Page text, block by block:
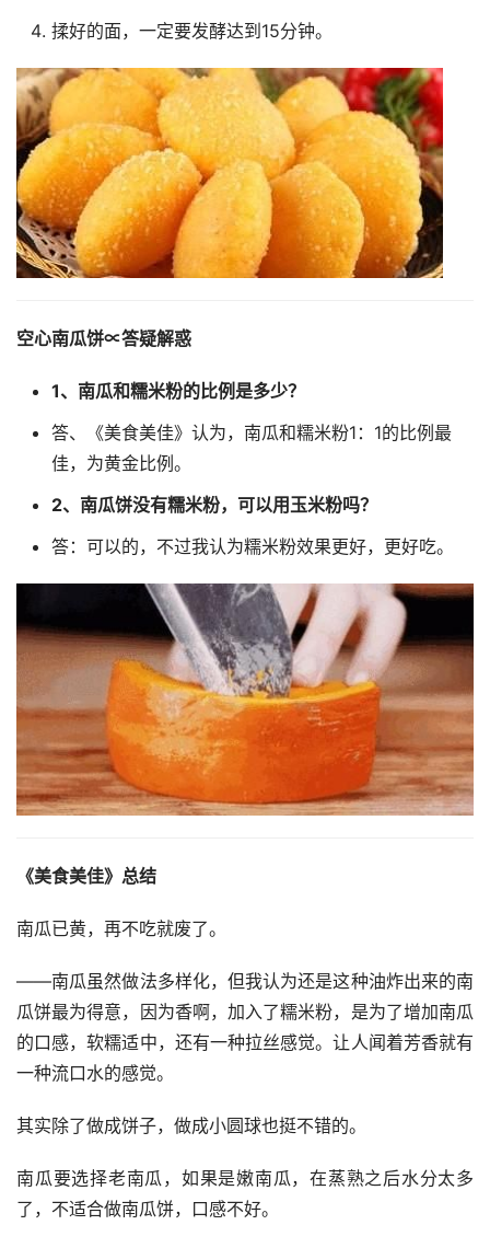
揉好的面，一定要发酵达到15分钟。
空心南瓜饼∝答疑解惑
1、南瓜和糯米粉的比例是多少？
答、《美食美佳》认为，南瓜和糯米粉1：1的比例最
佳，为黄金比例。
2、南瓜饼没有糯米粉，可以用玉米粉吗？
答：可以的，不过我认为糯米粉效果更好，更好吃。
《美食美佳》总结
南瓜已黄，再不吃就废了。
——南瓜虽然做法多样化，但我认为还是这种油炸出来的南
瓜饼最为得意，因为香啊，加入了糯米粉，是为了增加南瓜
的口感，软糯适中，还有一种拉丝感觉。让人闻着芳香就有
一种流口水的感觉。
其实除了做成饼子，做成小圆球也挺不错的。
南瓜要选择老南瓜，如果是嫩南瓜，在蒸熟之后水分太多
了，不适合做南瓜饼，口感不好。